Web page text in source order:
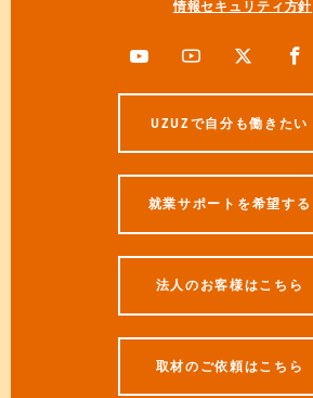
情報セキュリティ方針
UZUZで自分も働きたい
就業サポートを希望する
法人のお客様はこちら
取材のご依頼はこちら